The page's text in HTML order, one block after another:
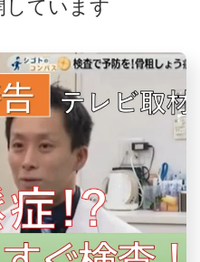
しています